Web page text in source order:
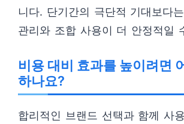
니다. 단기간의 극단적 기대보다
관리와 조합 사용이 더 안정적일
비용 대비 효과를 높이려면
하나요?
합리적인 브랜드 선택과 함께 사